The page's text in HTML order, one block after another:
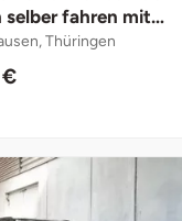
selber fahren mit
Thüringen